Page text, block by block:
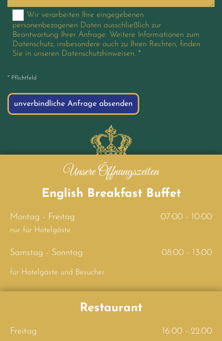
Wir verarbeiten Ihre eingegebenen
personenbezogenen Daten ausschließlich zur
Beantwortung Ihrer Anfrage. Weitere Informationen zum
Datenschutz, insbesondere auch zu Ihren Rechten, finden
Sie in unseren Datenschutzhinweisen. *
* Pflichtfeld
Unsere Öffnungszeiten
English Breakfast Buffet
Montag - Freitag 07:00 - 10:00
nur für Hotelgäste
Samstag - Sonntag 08:00 - 13:00
für Hotelgäste und Besucher
Restaurant
Freitag
16:00 - 22:00